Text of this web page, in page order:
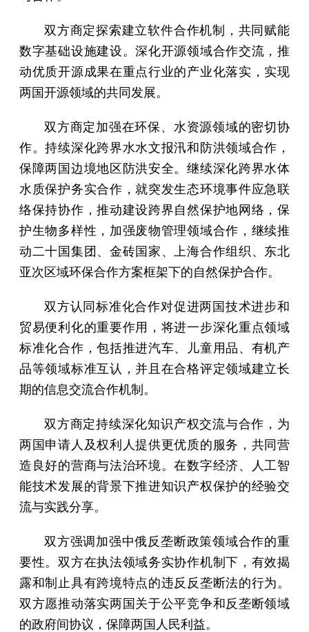
双方商定探索建立软件合作机制，共同赋能
数字基础设施建设。深化开源领域合作交流，推
动优质开源成果在重点行业的产业化落实，实现
两国开源领域的共同发展。
双方商定加强在环保、水资源领域的密切协
作。持续深化跨界水水文报汛和防洪领域合作，
保障两国边境地区防洪安全。继续深化跨界水体
水质保护务实合作，就突发生态环境事件应急联
络保持协作，推动建设跨界自然保护地网络，保
护生物多样性，加强废物管理领域合作，继续推
动二十国集团、金砖国家、上海合作组织、东北
亚次区域环保合作方案框架下的自然保护合作。
双方认同标准化合作对促进两国技术进步和
贸易便利化的重要作用，将进一步深化重点领域
标准化合作，包括推进汽车、儿童用品、有机产
品等领域标准互认，并且在合格评定领域建立长
期的信息交流合作机制。
双方商定持续深化知识产权交流与合作，为
两国申请人及权利人提供更优质的服务，共同营
造良好的营商与法治环境。在数字经济、人工智
能技术发展的背景下推进知识产权保护的经验交
流与实践分享。
双方强调加强中俄反垄断政策领域合作的重
要性。双方在执法领域务实协作机制下，有效揭
露和制止具有跨境特点的违反反垄断法的行为。
双方愿推动落实两国关于公平竞争和反垄断领域
的政府间协议，保障两国人民利益。